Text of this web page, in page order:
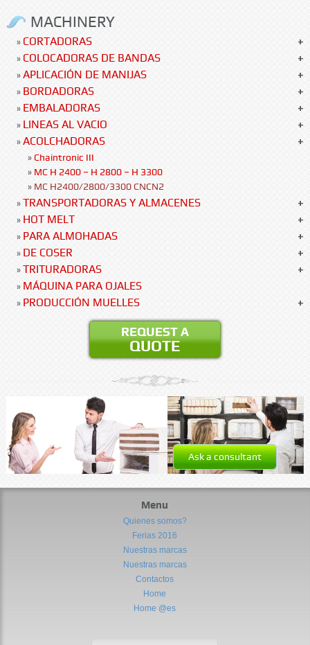
MACHINERY
» CORTADORAS
» COLOCADORAS DE BANDAS
»APLICACIÓN DE MANIJAS
» BORDADORAS
» EMBALADORAS
» LINEAS AL VACIO
»ACOLCHADORAS
»Chaintronic III
» MC H 2400 – H 2800 – H 3300
» MC H2400/2800/3300 CNCN2
»TRANSPORTADORAS Y ALMACENES
» HOT MELT
» PARA ALMOHADAS
» DE COSER
»TRITURADORAS
» MÁQUINA PARA OJALES
» PRODUCCIÓN MUELLES
REQUEST A
QUOTE
Ask a consultant
Menu
Quienes somos?
Ferias 2016
Nuestras marcas
Nuestras marcas
Contactos
Home
Home @es